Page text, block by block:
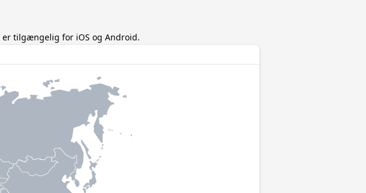
er tilgængelig for iOS og Android.